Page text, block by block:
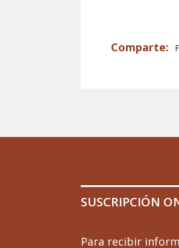
SUSCRIPCIÓN
Para recibir